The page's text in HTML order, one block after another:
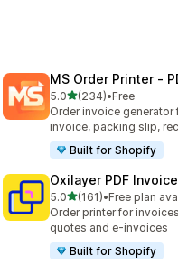
MS Order Printer ‑
5.0별 5개 중
(234)
총 리뷰 234개
•Free
Order invoice generator
invoice, packing slip,
Built for Shopify
Oxilayer PDF
5.0별 5개 중
(161)
총 리뷰 161개
•Free plan
Order printer for
quotes and e-invoices
Built for Shopify